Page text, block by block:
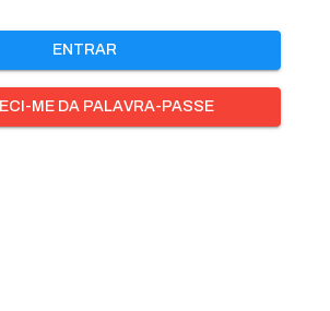
ENTRAR
ME DA PALAVRA-PASSE